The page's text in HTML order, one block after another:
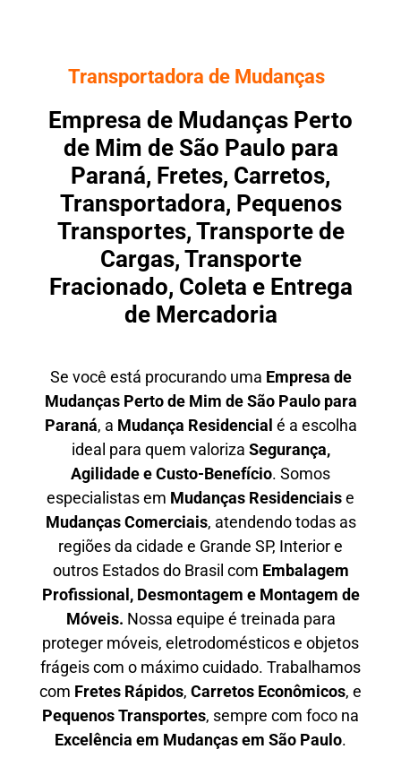
Transportadora de Mudanças
Empresa de Mudanças Perto
de Mim de São Paulo para
Paraná, Fretes, Carretos,
Transportadora, Pequenos
Transportes, Transporte de
Cargas, Transporte
Fracionado, Coleta e Entrega
de Mercadoria
Se você está procurando uma Empresa de
Mudanças Perto de Mim de São Paulo para
Paraná, a Mudança Residencial é a escolha
ideal para quem valoriza Segurança,
Agilidade e Custo-Benefício. Somos
especialistas em Mudanças Residenciaise
Mudanças Comerciais, atendendo todas as
regiões da cidade e Grande SP, Interior e
outros Estados do Brasil com Embalagem
Profissional , Desmontagem e Montagem de
Móveis. Nossa equipe é treinada para
proteger móveis, eletrodomésticos e objetos
frágeis com o máximo cuidado. Trabalhamos
com Fretes Rápidos, Carretos Econômicos, e
Pequenos Transportes, sempre com foco na
Excelência em Mudanças em São Paulo.